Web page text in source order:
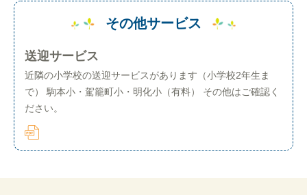
その他サービス
送迎サービス
近隣の小学校の送迎サービスがあります（小学校2年生ま
で） 駒本小・駕籠町小・明化小（有料） その他はご確認く
ださい。